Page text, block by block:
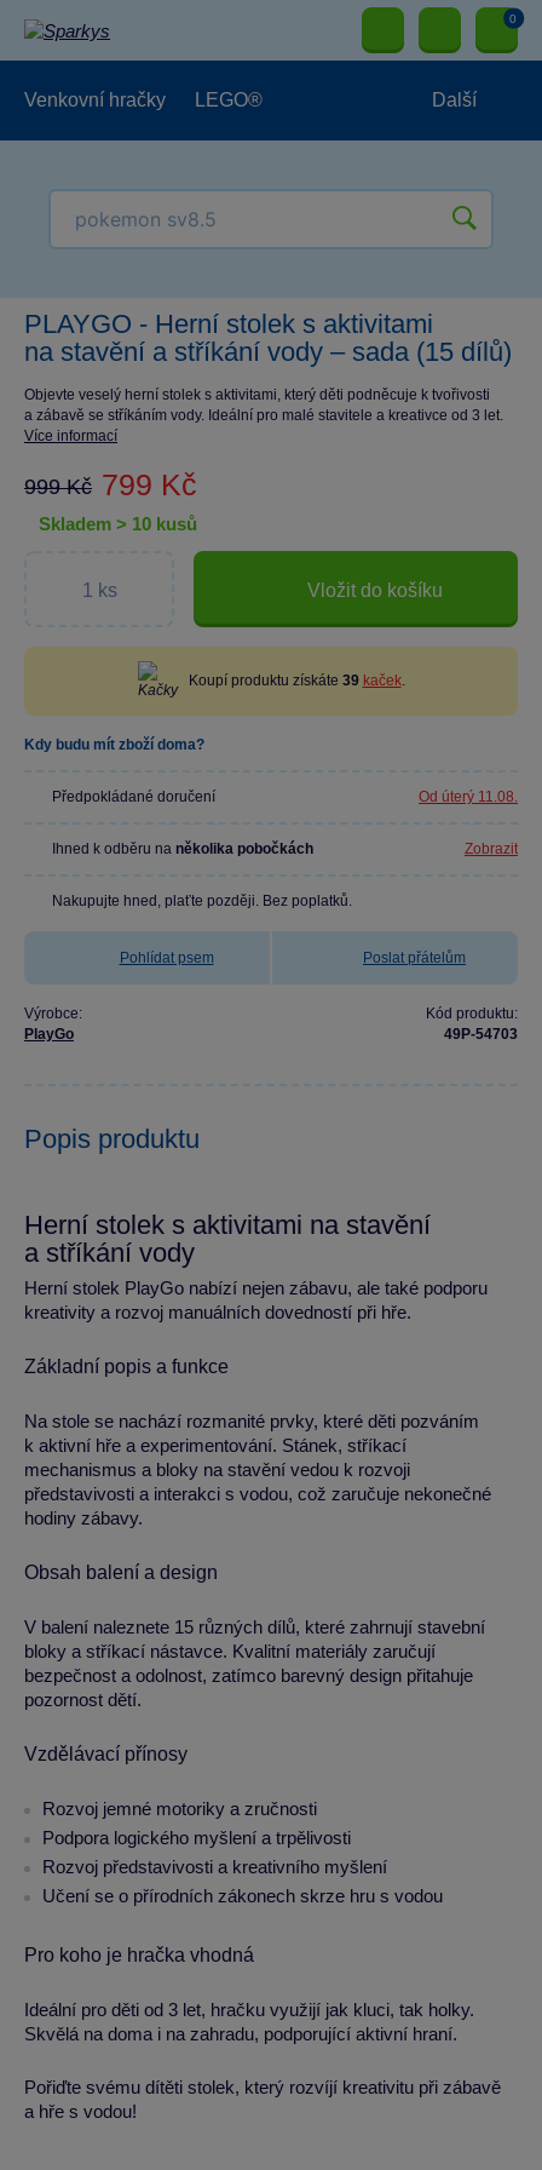
0
Venkovní hračky LEGO® Další
PLAYGO - Herní stolek s aktivitami
na stavění a stříkání vody – sada (15 dílů)
Objevte veselý herní stolek s aktivitami, který děti podněcuje k tvořivosti
a zábavě se stříkáním vody. Ideální pro malé stavitele a kreativce od 3 let.
Více informací
999 Kč 799 Kč
skladem > 10 kusů
Vložit do košíku
Koupí produktu získáte 39 kaček.
Kdy budu mít zboží doma?
Předpokládané doručení Od úterý 11.08.
Ihned k odběru na několika pobočkách Zobrazit
Nakupujte hned, plaťte později. Bez poplatků.
Pohlídat psem Poslat přátelům
Výrobce:
PlayGo
Kód produktu:
49P-54703
Popis produktu
Herní stolek s aktivitami na stavění
a stříkání vody
Herní stolek PlayGo nabízí nejen zábavu, ale také podporu
kreativity a rozvoj manuálních dovedností při hře.
Základní popis a funkce
Na stole se nachází rozmanité prvky, které děti pozváním
k aktivní hře a experimentování. Stánek, stříkací
mechanismus a bloky na stavění vedou k rozvoji
představivosti a interakci s vodou, což zaručuje nekonečné
hodiny zábavy.
Obsah balení a design
V balení naleznete 15 různých dílů, které zahrnují stavební
bloky a stříkací nástavce. Kvalitní materiály zaručují
bezpečnost a odolnost, zatímco barevný design přitahuje
pozornost dětí.
Vzdělávací přínosy
Rozvoj jemné motoriky a zručnosti
Podpora logického myšlení a trpělivosti
Rozvoj představivosti a kreativního myšlení
Učení se o přírodních zákonech skrze hru s vodou
Pro koho je hračka vhodná
Ideální pro děti od 3 let, hračku využijí jak kluci, tak holky.
Skvělá na doma i na zahradu, podporující aktivní hraní.
Pořiďte svému dítěti stolek, který rozvíjí kreativitu při zábavě
a hře s vodou!